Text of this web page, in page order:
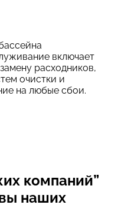
включает
расходников,
очистки и
на любые сбои.
компаний”
наших